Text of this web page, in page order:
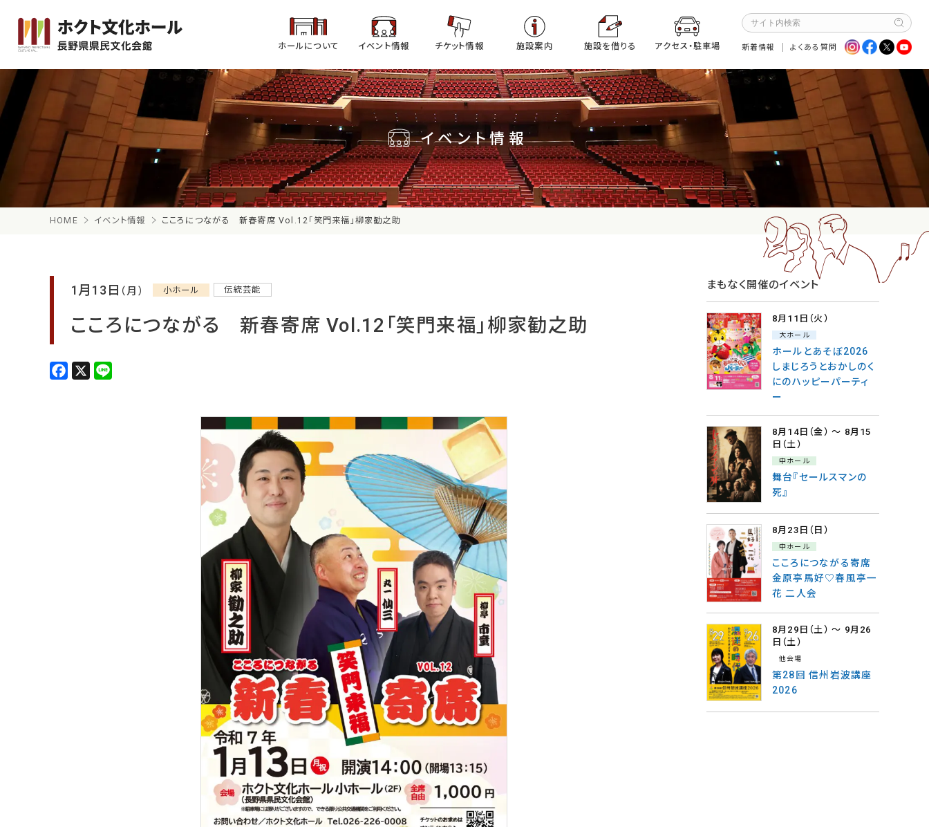
ホールについて イベント情報 チケット情報 施設案内 施設を借りる アクセス・駐車場 新着情報 よくある質問
イベント情報
HOME イベント情報 こころにつながる 新春寄席 Vol.12「笑門来福」柳家勧之助
1月13日 （月） 小ホール 伝統芸能
こころにつながる 新春寄席 Vol.12「笑門来福」柳家勧之助
F
a
X
まもなく開催のイベント
8月11日 （火）
大ホール
ホールとあそぼ2026
しまじろうとおかしのく
にのハッピーパーティ
ー
8月14日 （金） 〜 8月15
日 （土）
中ホール
舞台『セールスマンの
死』
8月23日 （日）
中ホール
こころにつながる寄席
金原亭馬好♡春風亭一
花 二人会
8月29日 （土） 〜 9月26
日 （土）
他会場
第28回 信州岩波講座
2026